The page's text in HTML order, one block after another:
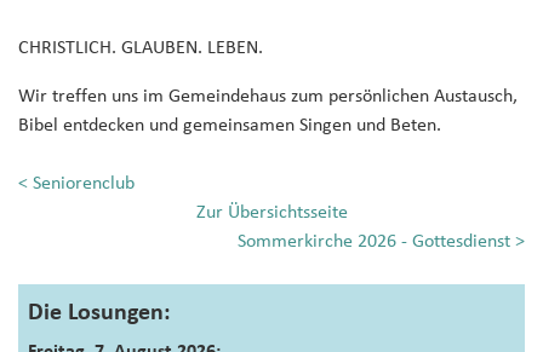
Die Losungen:
CHRISTLICH. GLAUBEN. LEBEN.
Wir treffen uns im Gemeindehaus zum persönlichen Austausch,
Bibel entdecken und gemeinsamen Singen und Beten.
< Seniorenclub
Zur Übersichtsseite
Sommerkirche 2026 - Gottesdienst >